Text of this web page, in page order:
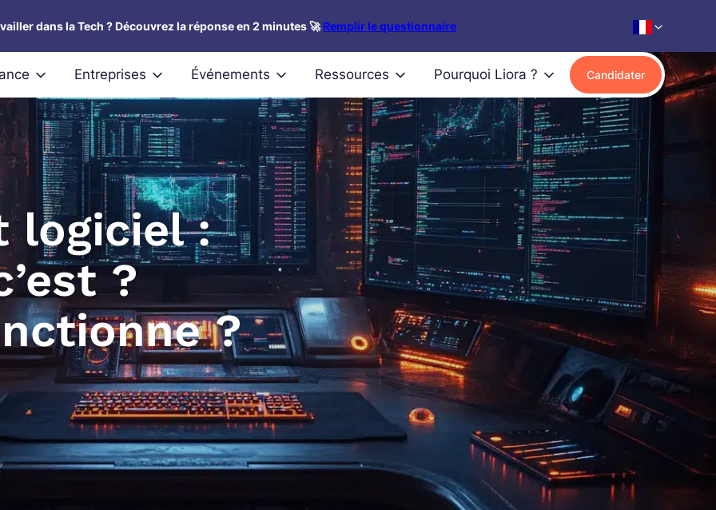
dans la Tech ? Découvrez la réponse en 2 minutes 🚀Remplir le questionnaire
Entreprises Événements Ressources Pourquoi Liora ? Candidater
logiciel :
?
?